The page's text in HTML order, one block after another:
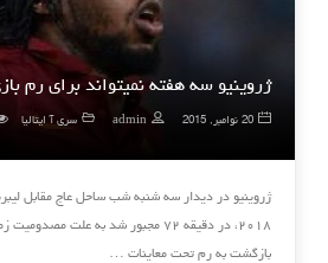
ژروینیو سه هفته نمیتواند برای رم
20 نوامبر, 2015 admin سری آ ایتالیا
ژروینیو در دیدار سه شنبه شب ساحل عاج مقابل
‏‏۲۰۱۸، در دقیقه ۷۲ مجبور شد به علت
بازگشت به رم تحت معاینات …